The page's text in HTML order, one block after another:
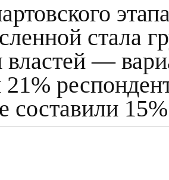
стала
—
составили